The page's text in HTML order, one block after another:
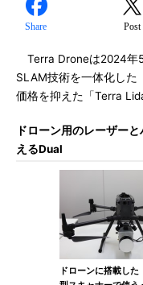
Share Post
Terra Droneは2024年
SLAM技術を一体化した
価格を抑えた「Terra
ドローン用のレーザー
えるDual
ドローンに搭載し